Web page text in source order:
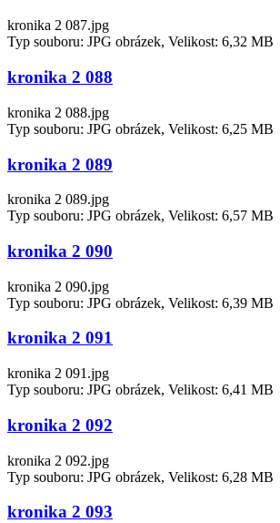
kronika 2 087.jpg
Typ souboru: JPG obrázek, Velikost: 6,32 MB
kronika 2 088
kronika 2 088.jpg
Typ souboru: JPG obrázek, Velikost: 6,25 MB
kronika 2 089
kronika 2 089.jpg
Typ souboru: JPG obrázek, Velikost: 6,57 MB
kronika 2 090
kronika 2 090.jpg
Typ souboru: JPG obrázek, Velikost: 6,39 MB
kronika 2 091
kronika 2 091.jpg
Typ souboru: JPG obrázek, Velikost: 6,41 MB
kronika 2 092
kronika 2 092.jpg
Typ souboru: JPG obrázek, Velikost: 6,28 MB
kronika 2 093